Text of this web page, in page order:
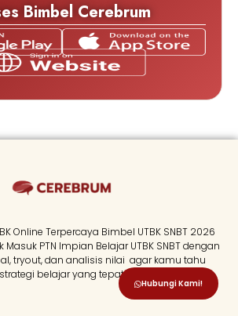
Bimbel Cerebrum
Online Terpercaya Bimbel UTBK SNBT 2026
PTN Impian Belajar UTBK SNBT dengan
tryout, dan analisis nilai agar kamu tahu
strategi belajar yang tepat.
Hubungi Kami!